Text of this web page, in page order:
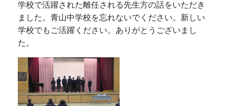
学校で活躍された離任される先生方の話をいただき
ました。青山中学校を忘れないでください。新しい
学校でもご活躍ください。ありがとうございまし
た。